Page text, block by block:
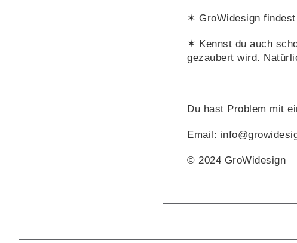
✶ GroWidesign
✶ Kennst du auch
gezaubert wird.
Du hast Problem mit
Email:
© 2024 GroWidesign